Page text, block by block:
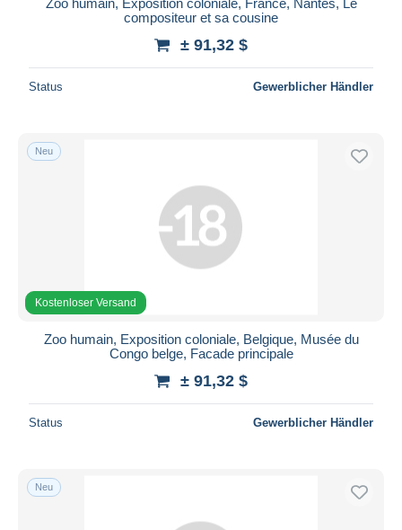
compositeur et sa cousine
± 91,32 $
Status Gewerblicher Händler
Neu
Kostenloser Versand
Zoo humain, Exposition coloniale, Belgique, Musée du
Congo belge, Facade principale
± 91,32 $
Status Gewerblicher Händler
Neu